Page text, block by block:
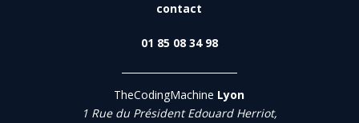
contact
01 85 08 34 98
TheCodingMachine Lyon
1 Rue du Président Edouard Herriot,